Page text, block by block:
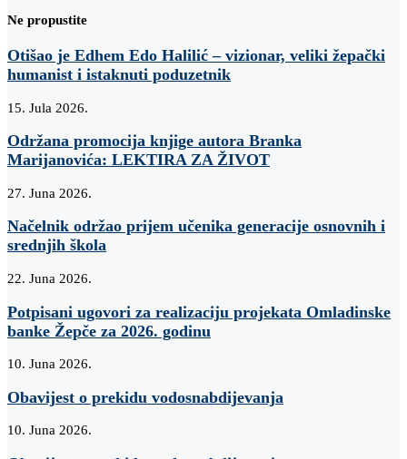
Ne propustite
Otišao je Edhem Edo Halilić – vizionar, veliki žepački
humanist i istaknuti poduzetnik
15. Jula 2026.
Održana promocija knjige autora Branka
Marijanovića: LEKTIRA ZA ŽIVOT
27. Juna 2026.
Načelnik održao prijem učenika generacije osnovnih i
srednjih škola
22. Juna 2026.
Potpisani ugovori za realizaciju projekata Omladinske
banke Žepče za 2026. godinu
10. Juna 2026.
Obavijest o prekidu vodosnabdijevanja
10. Juna 2026.